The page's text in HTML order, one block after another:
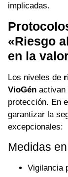
implicadas.
«Riesgo
en la
Los niveles de
VioGén activan
protección. En
garantizar la
excepcionales:
Medidas
Vigilancia